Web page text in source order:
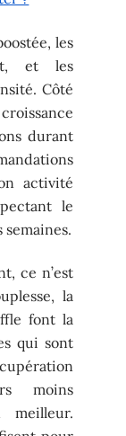
les
et les
Côté
durant
activité
le
ce n’est
la
font la
qui sont
moins
meilleur.